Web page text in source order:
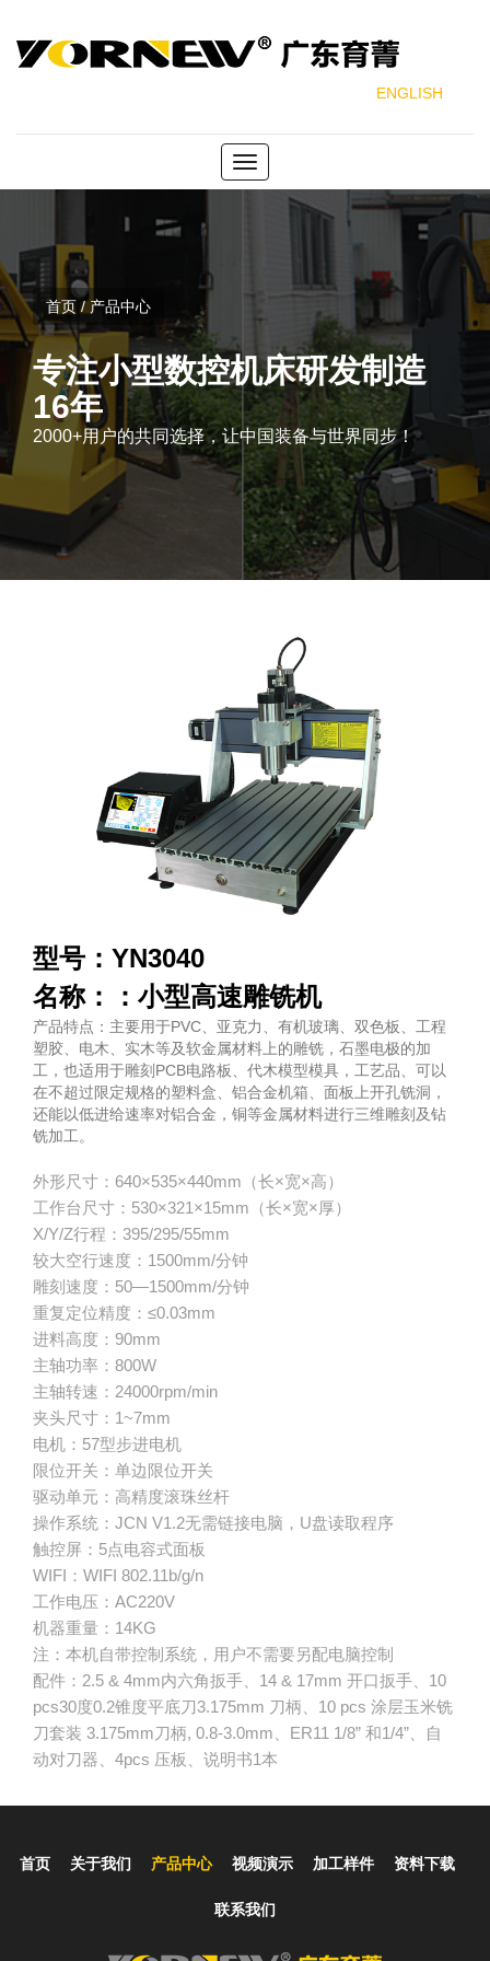
ENGLISH
Toggle
navigation
首页 / 产品中心
专注小型数控机床研发制造
16年
2000+用户的共同选择，让中国装备与世界同步！
型号：YN3040
名称：：小型高速雕铣机
产品特点：主要用于PVC、亚克力、有机玻璃、双色板、工程
塑胶、电木、实木等及软金属材料上的雕铣，石墨电极的加
工，也适用于雕刻PCB电路板、代木模型模具，工艺品、可以
在不超过限定规格的塑料盒、铝合金机箱、面板上开孔铣洞，
还能以低进给速率对铝合金，铜等金属材料进行三维雕刻及钻
铣加工。
外形尺寸：640×535×440mm（长×宽×高）
工作台尺寸：530×321×15mm（长×宽×厚）
X/Y/Z行程：395/295/55mm
较大空行速度：1500mm/分钟
雕刻速度：50—1500mm/分钟
重复定位精度：≤0.03mm
进料高度：90mm
主轴功率：800W
主轴转速：24000rpm/min
夹头尺寸：1~7mm
电机：57型步进电机
限位开关：单边限位开关
驱动单元：高精度滚珠丝杆
操作系统：JCN V1.2无需链接电脑，U盘读取程序
触控屏：5点电容式面板
WIFI：WIFI 802.11b/g/n
工作电压：AC220V
机器重量：14KG
注：本机自带控制系统，用户不需要另配电脑控制
配件：2.5 & 4mm内六角扳手、14 & 17mm 开口扳手、10
pcs30度0.2锥度平底刀3.175mm 刀柄、10 pcs 涂层玉米铣
刀套装 3.175mm刀柄, 0.8-3.0mm、ER11 1/8” 和1/4”、自
动对刀器、4pcs 压板、说明书1本
首页 关于我们 产品中心 视频演示 加工样件 资料下载
联系我们